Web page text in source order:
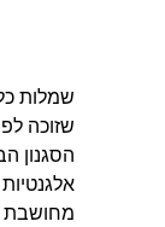
שמלות
שזוכה
הסגנון
מחושבת